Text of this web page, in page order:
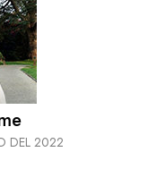
DEL 2022